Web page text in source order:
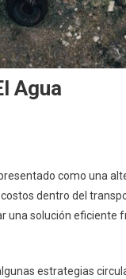
Agua
como una
dentro del
solución eficiente
estrategias